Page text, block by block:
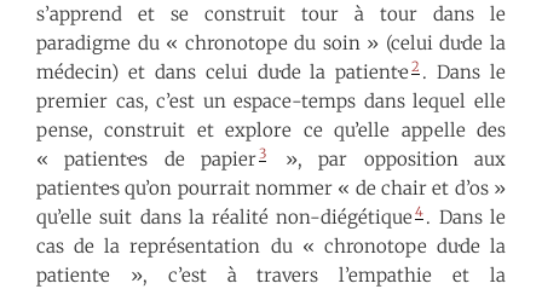
s’apprend et se construit tour à tour dans le
paradigme du « chronotope du soin » (celui du·de la
médecin) et dans celui du·de la patient·e2 . Dans le
premier cas, c’est un espace-temps dans lequel elle
pense, construit et explore ce qu’elle appelle des
« patient·e·s de papier3
», par opposition aux
patient·e·s qu’on pourrait nommer « de chair et d’os »
qu’elle suit dans la réalité non-diégétique4 . Dans le
cas de la représentation du « chronotope du·de la
patient·e », c’est à travers l’empathie et la